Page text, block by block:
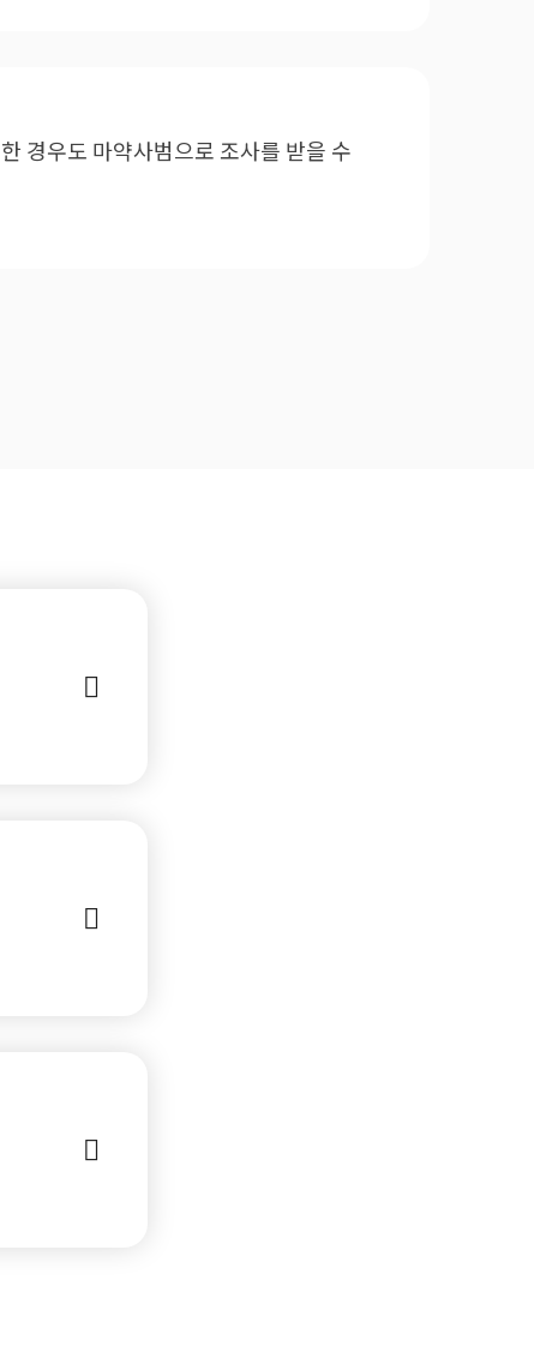
경우도 마약사범으로 조사를 받을 수